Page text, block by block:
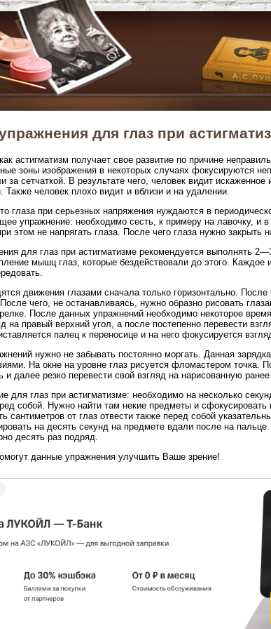
для глаз при
астигматизм получает свое развитие по причине
зоны изображения в некоторых случаях фокусируются
сетчаткой. В результате чего, человек видит искаженное
человек плохо видит и вблизи и на удалении.
глаза при серьезных напряжения нуждаются в
упражнение: необходимо сесть, к примеру на лавочку, и
этом не напрягать глаза. После чего глаза нужно закрыть
для глаз при астигматизме рекомендуется выполнять
мышц глаз, которые бездействовали до этого.
движения глазами сначала только горизонтально.
чего, не останавливаясь, нужно образно рисовать
После данных упражнений необходимо некоторое
на правый верхний угол, а после постепенно перевести
палец к переносице и на него фокусируется
нужно не забывать постоянно моргать. Данная
На окне на уровне глаз рисуется фломастером точка.
и далее резко перевести свой взгляд на нарисованную ранее
для глаз при астигматизме: необходимо на несколько
собой. Нужно найти там некие предметы и сфокусировать
сантиметров от глаз отвести также перед собой
на десять секунд на предмете вдали после на
десять раз подряд.
данные упражнения улучшить Ваше зрение!